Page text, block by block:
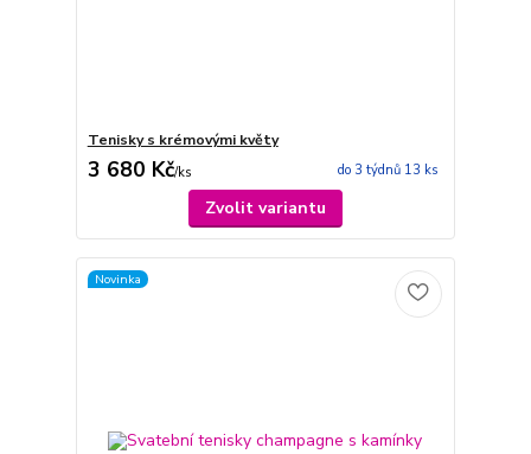
Tenisky s krémovými květy
3 680 Kč/ks do 3 týdnů 13 ks
Zvolit variantu
Novinka